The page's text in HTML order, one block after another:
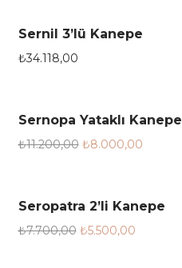
Sernil 3’lü Kanepe
₺34.118,00
28.6%
Sernopa Yataklı Kanepe
₺11.200,00 ₺8.000,00
28.6%
Seropatra 2’li Kanepe
₺7.700,00 ₺5.500,00